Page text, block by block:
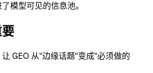
模型可见的信息池。
GEO 从"边缘话题"变成"必须做的